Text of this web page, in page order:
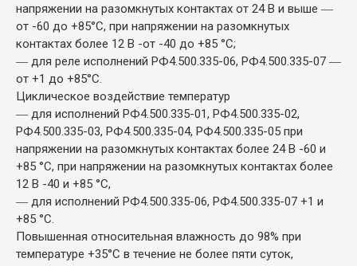
напряжении на разомкнутых контактах от 24 В и выше ―
от -60 до +85°С, при напряжении на разомкнутых
контактах более 12 В -от -40 до +85 °С;
― для реле исполнений РФ4.500.335-06, РФ4.500.335-07 ―
от +1 до +85°С.
Циклическое воздействие температур
― для исполнений РФ4.500.335-01, РФ4.500.335-02,
РФ4.500.335-03, РФ4.500.335-04, РФ4.500.335-05 при
напряжении на разомкнутых контактах более 24 В -60 и
+85 °С, при напряжении на разомкнутых контактах более
12 В -40 и +85 °С,
― для исполнений РФ4.500.335-06, РФ4.500.335-07 +1 и
+85 °С.
Повышенная относительная влажность до 98% при
температуре +35°С в течение не более пяти суток,